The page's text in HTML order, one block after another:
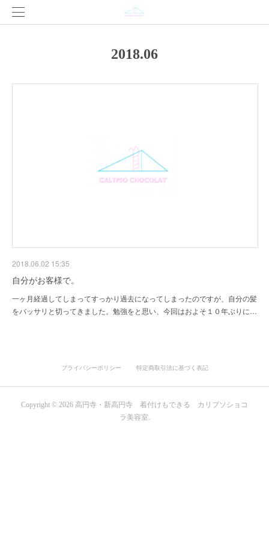
2018.06
2018.06.02 15:35
自分がお客様で。
一ヶ月経過してしまってすっかり過去になってしまったのですが、自分の髪
をバッサリと切ってきました。勉強をと思い、今回はおよそ１０年ぶりに…
プライバシーポリシー 特定商取引法に基づく表記
Copyright © 2026 高円寺・新高円寺 着付けもできる カリプソショコ
ラ美容室.